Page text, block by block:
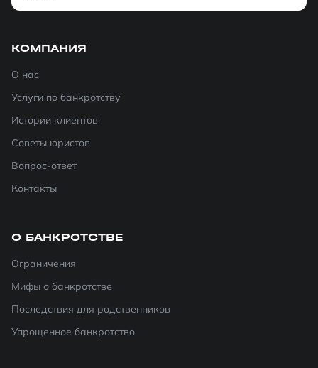
КОМПАНИЯ
О нас
Услуги по банкротству
Истории клиентов
Советы юристов
Вопрос-ответ
Контакты
О БАНКРОТСТВЕ
Ограничения
Мифы о банкротстве
Последствия для родственников
Упрощенное банкротство